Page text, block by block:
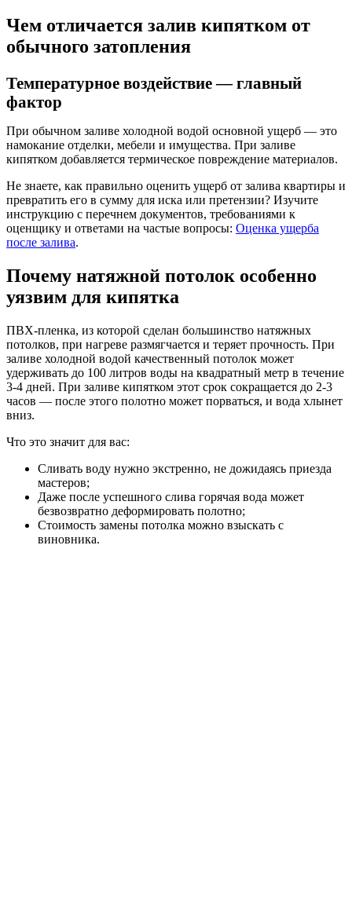
Чем отличается залив кипятком от
обычного затопления
Температурное воздействие — главный
фактор
При обычном заливе холодной водой основной ущерб — это
намокание отделки, мебели и имущества. При заливе
кипятком добавляется термическое повреждение материалов.
Не знаете, как правильно оценить ущерб от залива квартиры и
превратить его в сумму для иска или претензии? Изучите
инструкцию с перечнем документов, требованиями к
оценщику и ответами на частые вопросы: Оценка ущерба
после залива.
Почему натяжной потолок особенно
уязвим для кипятка
ПВХ-пленка, из которой сделан большинство натяжных
потолков, при нагреве размягчается и теряет прочность. При
заливе холодной водой качественный потолок может
удерживать до 100 литров воды на квадратный метр в течение
3-4 дней. При заливе кипятком этот срок сокращается до 2-3
часов — после этого полотно может порваться, и вода хлынет
вниз.
Что это значит для вас:
Сливать воду нужно экстренно, не дожидаясь приезда
мастеров;
Даже после успешного слива горячая вода может
безвозвратно деформировать полотно;
Стоимость замены потолка можно взыскать с
виновника.